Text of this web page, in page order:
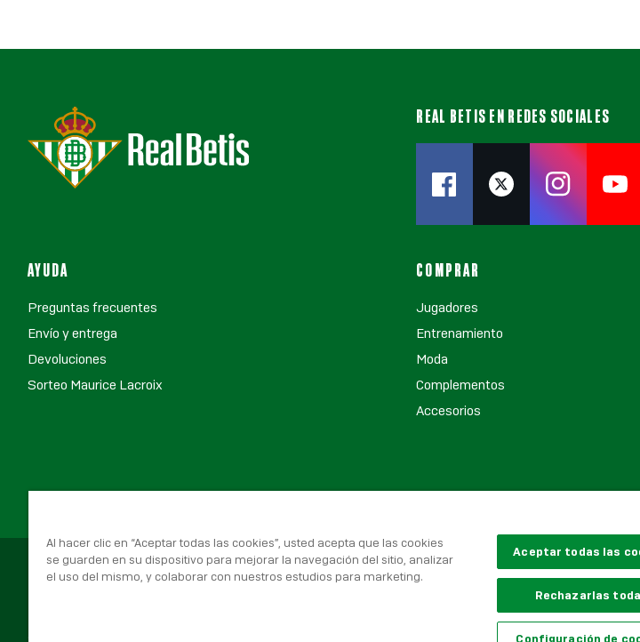
REAL BETIS EN REDES SOCIALES
AYUDA
Preguntas frecuentes
Envío y entrega
Devoluciones
Sorteo Maurice Lacroix
COMPRAR
Jugadores
Entrenamiento
Moda
Complementos
Accesorios
Al hacer clic en “Aceptar todas las cookies”, usted acepta que las cookies
se guarden en su dispositivo para mejorar la navegación del sitio, analizar
el uso del mismo, y colaborar con nuestros estudios para marketing.
Aceptar todas las
Rechazarlas
Configuración de